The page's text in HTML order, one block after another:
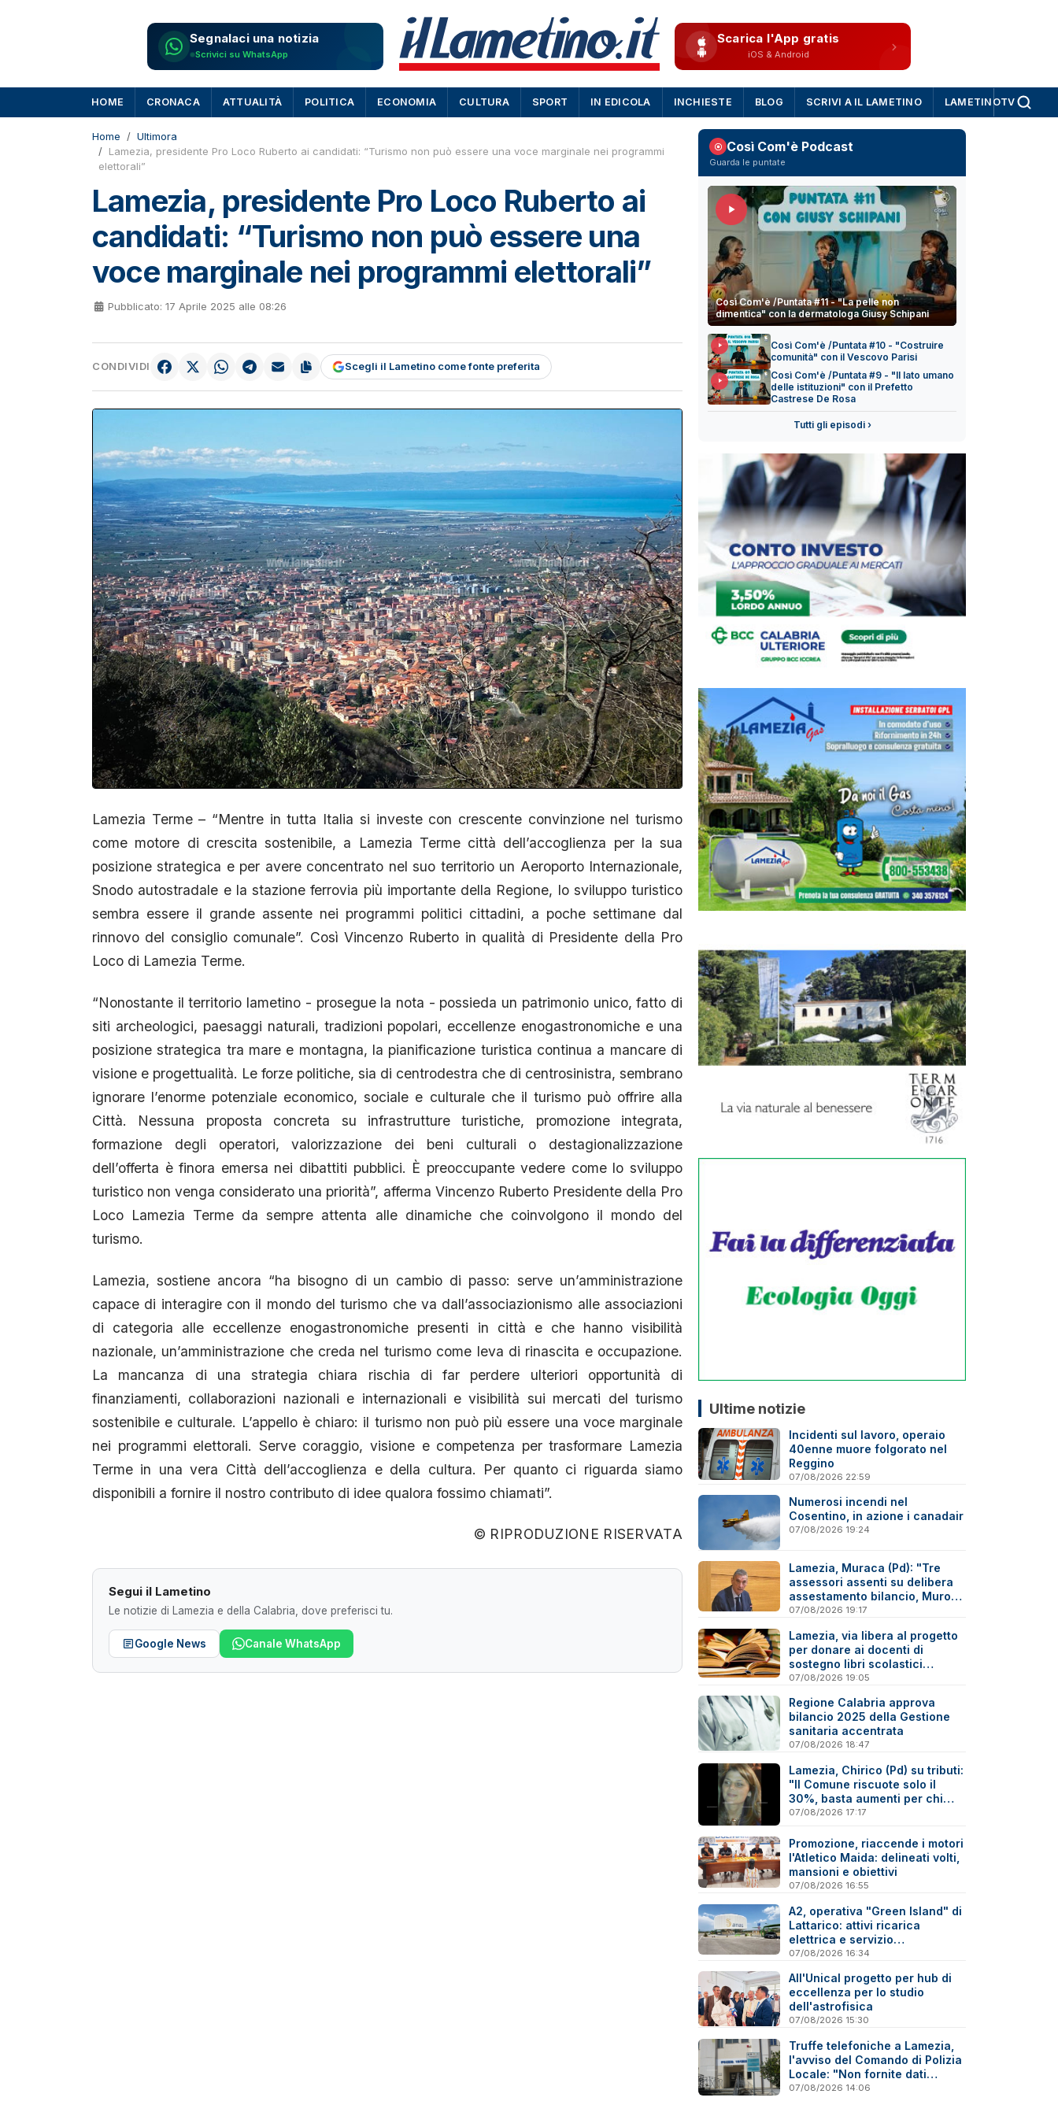
Segnalaci una notizia
Scrivici su WhatsApp
Scarica l'App gratis
iOS & Android
HOME CRONACA ATTUALITÀ POLITICA ECONOMIA CULTURA SPORT IN EDICOLA INCHIESTE BLOG SCRIVI A IL LAMETINO LAMETINOTV
Home
Ultimora
Lamezia, presidente Pro Loco Ruberto ai candidati: “Turismo non può essere una voce marginale nei programmi
elettorali”
Lamezia, presidente Pro Loco Ruberto ai
candidati: “Turismo non può essere una
voce marginale nei programmi elettorali”
Pubblicato: 17 Aprile 2025 alle 08:26
CONDIVIDI Scegli il Lametino come fonte preferita
Lamezia Terme – “Mentre in tutta Italia si investe con crescente convinzione nel turismo
come motore di crescita sostenibile, a Lamezia Terme città dell’accoglienza per la sua
posizione strategica e per avere concentrato nel suo territorio un Aeroporto Internazionale,
Snodo autostradale e la stazione ferrovia più importante della Regione, lo sviluppo turistico
sembra essere il grande assente nei programmi politici cittadini, a poche settimane dal
rinnovo del consiglio comunale”. Così Vincenzo Ruberto in qualità di Presidente della Pro
Loco di Lamezia Terme.
“Nonostante il territorio lametino - prosegue la nota - possieda un patrimonio unico, fatto di
siti archeologici, paesaggi naturali, tradizioni popolari, eccellenze enogastronomiche e una
posizione strategica tra mare e montagna, la pianificazione turistica continua a mancare di
visione e progettualità. Le forze politiche, sia di centrodestra che di centrosinistra, sembrano
ignorare l’enorme potenziale economico, sociale e culturale che il turismo può offrire alla
Città. Nessuna proposta concreta su infrastrutture turistiche, promozione integrata,
formazione degli operatori, valorizzazione dei beni culturali o destagionalizzazione
dell’offerta è finora emersa nei dibattiti pubblici. È preoccupante vedere come lo sviluppo
turistico non venga considerato una priorità”, afferma Vincenzo Ruberto Presidente della Pro
Loco Lamezia Terme da sempre attenta alle dinamiche che coinvolgono il mondo del
turismo.
Lamezia, sostiene ancora “ha bisogno di un cambio di passo: serve un’amministrazione
capace di interagire con il mondo del turismo che va dall’associazionismo alle associazioni
di categoria alle eccellenze enogastronomiche presenti in città e che hanno visibilità
nazionale, un’amministrazione che creda nel turismo come leva di rinascita e occupazione.
La mancanza di una strategia chiara rischia di far perdere ulteriori opportunità di
finanziamenti, collaborazioni nazionali e internazionali e visibilità sui mercati del turismo
sostenibile e culturale. L’appello è chiaro: il turismo non può più essere una voce marginale
nei programmi elettorali. Serve coraggio, visione e competenza per trasformare Lamezia
Terme in una vera Città dell’accoglienza e della cultura. Per quanto ci riguarda siamo
disponibili a fornire il nostro contributo di idee qualora fossimo chiamati”.
© RIPRODUZIONE RISERVATA
Segui il Lametino
Le notizie di Lamezia e della Calabria, dove preferisci tu.
Google News Canale WhatsApp
Così Com'è Podcast
Guarda le puntate
Così Com'è /Puntata #11 - "La pelle non
dimentica" con la dermatologa Giusy Schipani
Così Com'è /Puntata #10 - "Costruire
comunità" con il Vescovo Parisi
Così Com'è /Puntata #9 - "Il lato umano
delle istituzioni" con il Prefetto
Castrese De Rosa
Tutti gli episodi ›
Ultime notizie
Incidenti sul lavoro, operaio
40enne muore folgorato nel
Reggino
07/08/2026 22:59
Numerosi incendi nel
Cosentino, in azione i canadair
07/08/2026 19:24
Lamezia, Muraca (Pd): "Tre
assessori assenti su delibera
assestamento bilancio, Murone
in difficoltà"
07/08/2026 19:17
Lamezia, via libera al progetto
per donare ai docenti di
sostegno libri scolastici
destinati al macero
07/08/2026 19:05
Regione Calabria approva
bilancio 2025 della Gestione
sanitaria accentrata
07/08/2026 18:47
Lamezia, Chirico (Pd) su tributi:
"Il Comune riscuote solo il
30%, basta aumenti per chi
paga"
07/08/2026 17:17
Promozione, riaccende i motori
l'Atletico Maida: delineati volti,
mansioni e obiettivi
07/08/2026 16:55
A2, operativa "Green Island" di
Lattarico: attivi ricarica
elettrica e servizio
sperimentale di soccorso
07/08/2026 16:34
All'Unical progetto per hub di
eccellenza per lo studio
dell'astrofisica
07/08/2026 15:30
Truffe telefoniche a Lamezia,
l'avviso del Comando di Polizia
Locale: "Non fornite dati
personali"
07/08/2026 14:06